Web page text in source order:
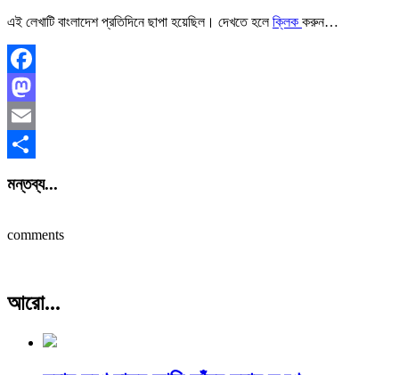
এই লেখাটি বাংলাদেশ প্রতিদিনে ছাপা হয়েছিল। দেখতে হলেক্লিক করুন…
Facebook
Mastodon
Email
মন্তব্য...
comments
আরো...